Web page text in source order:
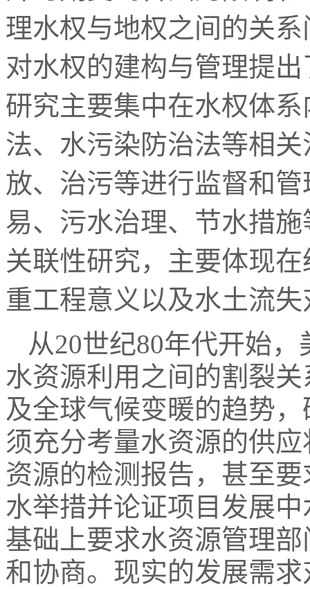
理水权与地权之间的关
对水权的建构与管理提
研究主要集中在水权体
法、水污染防治法等相
放、治污等进行监督和
易、污水治理、节水措
关联性研究，主要体现
重工程意义以及水土流
从20世纪80年代开始
水资源利用之间的割裂
及全球气候变暖的趋势
须充分考量水资源的供
资源的检测报告，甚至
水举措并论证项目发展
基础上要求水资源管理
和协商。现实的发展需